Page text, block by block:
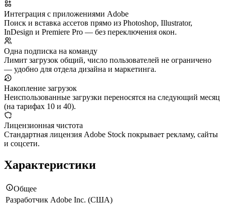
Интеграция с приложениями Adobe
Поиск и вставка ассетов прямо из Photoshop, Illustrator,
InDesign и Premiere Pro — без переключения окон.
Одна подписка на команду
Лимит загрузок общий, число пользователей не ограничено
— удобно для отдела дизайна и маркетинга.
Накопление загрузок
Неиспользованные загрузки переносятся на следующий месяц
(на тарифах 10 и 40).
Лицензионная чистота
Стандартная лицензия Adobe Stock покрывает рекламу, сайты
и соцсети.
Характеристики
Общее
Разработчик Adobe Inc. (США)